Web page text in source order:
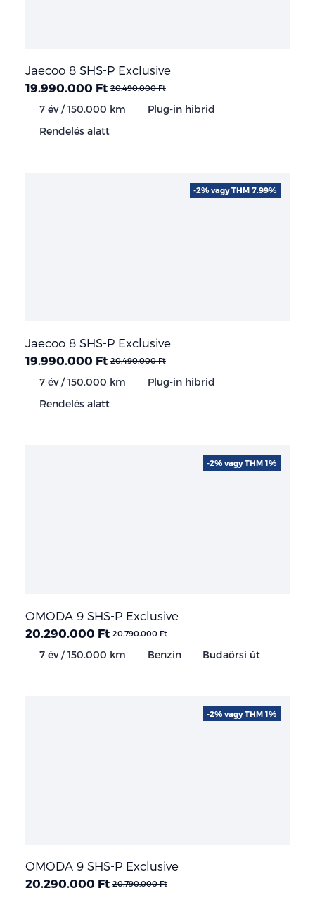
Jaecoo 8 SHS-P Exclusive
19.990.000 Ft 20.490.000 Ft
7 év / 150.000 km
Plug-in hibrid
Rendelés alatt
Jaecoo 8 SHS-P Exclusive
19.990.000 Ft 20.490.000 Ft
7 év / 150.000 km
Plug-in hibrid
Rendelés alatt
-2% vagy THM 7.99%
OMODA 9 SHS-P Exclusive
20.290.000 Ft 20.790.000 Ft
7 év / 150.000 km Benzin Budaörsi út
-2% vagy THM 1%
OMODA 9 SHS-P Exclusive
20.290.000 Ft 20.790.000 Ft
-2% vagy THM 1%